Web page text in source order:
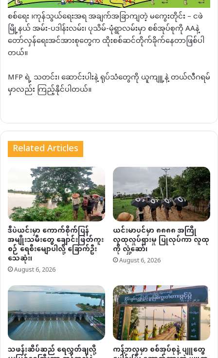
စစ်ရေး ၊ကုန်သွယ်ရေးအရ အချက်အခြာကျတဲ့ မကွေးတိုင်း – ငဖဲ
မြို့နယ် အမ်း-ပဒါန်းလမ်း၊ ပုသိမ်-မုံရွာလမ်းမှာ စစ်အုပ်စုကို AAနဲ့
တော်လှန်ရေးအင်အားစုတွေက ထိုးစစ်ဆင်တိုက်ခိုက်နေတာဖြစ်ပါ
တယ်။
MFP ရဲ့ သတင်း၊ ဆောင်းပါးနဲ့ ရုပ်သံတွေကို ယူကျူ့နဲ့ တယ်လီဂရမ်
မှာလည်း ကြည့်နိုင်ပါတယ်။
Related Articles
ဒီပဲယင်းမှာ ကောက်စိုက်ပြန်
အမျိုးသမီးတွေ ချောင်းဖြတ်ကူး
စဉ် ရေစီးမျောပါလို့ ခြောက်ဦး
သေဆုံး၊
August 6, 2026
ယင်းမာပင်မှာ ၈၈၈၈ အကြို
လူထုလှုပ်ရှားမှု ပြုလုပ်ကာ လူထု
ကို လှုံ့ဆော်၊
August 6, 2026
သဖန်းဆိပ်ဆည် ရေလွှတ်ချလို့ ကန့်ဘလူမှာ စစ်အုပ်စုနဲ့ ပျူတွေ